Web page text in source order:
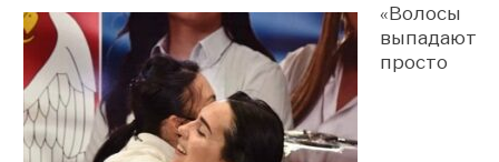
«Волосы
выпадают
просто